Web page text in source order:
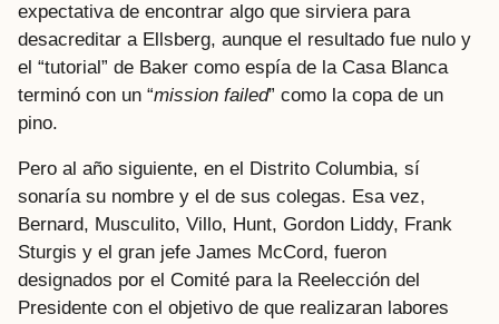
expectativa de encontrar algo que sirviera para
desacreditar a Ellsberg, aunque el resultado fue nulo y
el “tutorial” de Baker como espía de la Casa Blanca
terminó con un “mission failed” como la copa de un
pino.
Pero al año siguiente, en el Distrito Columbia, sí
sonaría su nombre y el de sus colegas. Esa vez,
Bernard, Musculito, Villo, Hunt, Gordon Liddy, Frank
Sturgis y el gran jefe James McCord, fueron
designados por el Comité para la Reelección del
Presidente con el objetivo de que realizaran labores